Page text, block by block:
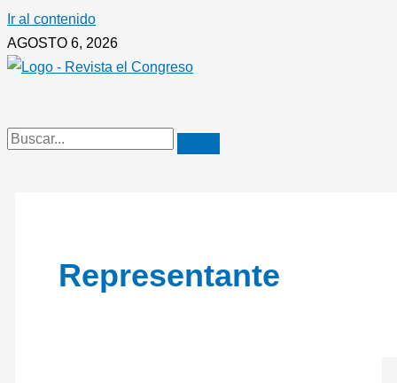
Ir al contenido
AGOSTO 6, 2026
Representante